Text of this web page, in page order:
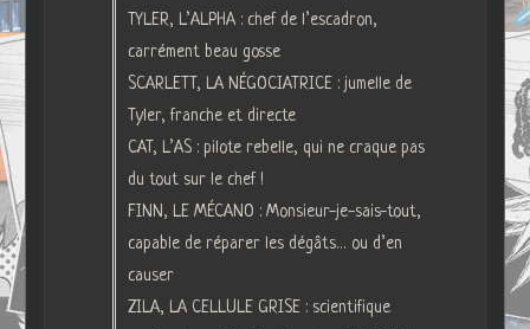
TYLER, L’ALPHA : chef de l’escadron,
carrément beau gosse
SCARLETT, LA NÉGOCIATRICE : jumelle de
Tyler, franche et directe
CAT, L’AS : pilote rebelle, qui ne craque pas
du tout sur le chef !
FINN, LE MÉCANO : Monsieur-je-sais-tout,
capable de réparer les dégâts… ou d’en
causer
ZILA, LA CELLULE GRISE : scientifique